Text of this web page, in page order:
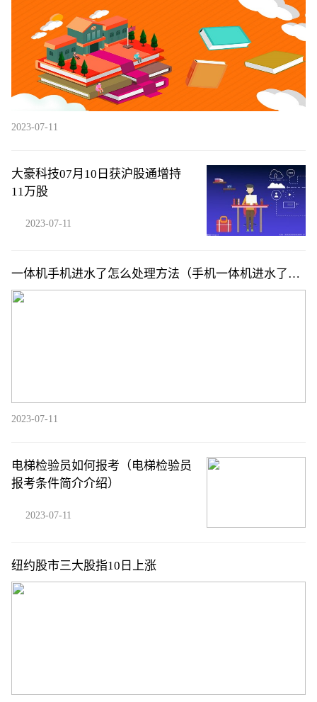
2023-07-11
大豪科技07月10日获沪股通增持
11万股
2023-07-11
一体机手机进水了怎么处理方法（手机一体机进水了怎
么办简介介绍）
2023-07-11
电梯检验员如何报考（电梯检验员
报考条件简介介绍）
2023-07-11
纽约股市三大股指10日上涨